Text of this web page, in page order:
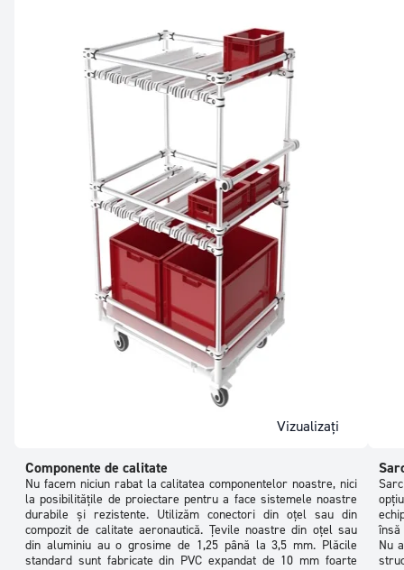
Vizualizați
Componente de calitate
Nu facem niciun rabat la calitatea componentelor noastre, nici
la posibilitățile de proiectare pentru a face sistemele noastre
durabile și rezistente. Utilizăm conectori din oțel sau din
compozit de calitate aeronautică. Țevile noastre din oțel sau
din aluminiu au o grosime de 1,25 până la 3,5 mm. Plăcile
standard sunt fabricate din PVC expandat de 10 mm foarte
Nu